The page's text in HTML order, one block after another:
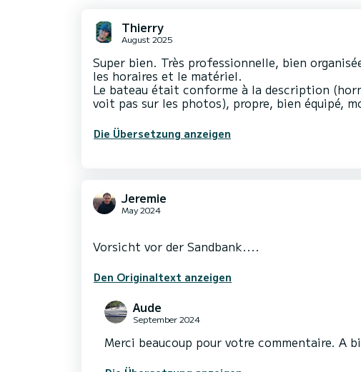
Thierry
August 2025
Super bien. Très professionnelle, bien
les horaires et le matériel.
Le bateau était conforme à la description
voit pas sur les photos), propre, bien équipé,
Die Übersetzung anzeigen
Jeremie
May 2024
Den Originaltext anzeigen
Aude
September 2024
Merci beaucoup pour votre commentaire. A